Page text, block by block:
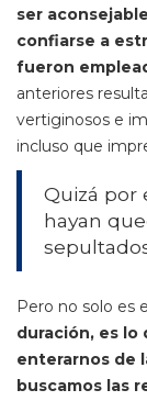
ser
confiarse a
fueron
anteriores
vertiginosos e
incluso que
Quizá por
hayan
Pero no solo es
duración, es lo
enterarnos de
buscamos las